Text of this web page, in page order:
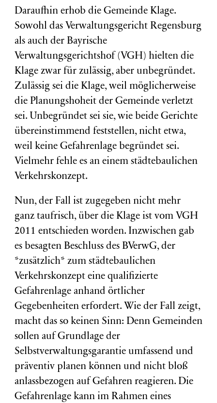
Daraufhin erhob die Gemeinde Klage.
Sowohl das Verwaltungsgericht Regensburg
als auch der Bayrische
Verwaltungsgerichtshof (VGH) hielten die
Klage zwar für zulässig, aber unbegründet.
Zulässig sei die Klage, weil möglicherweise
die Planungshoheit der Gemeinde verletzt
sei. Unbegründet sei sie, wie beide Gerichte
übereinstimmend feststellen, nicht etwa,
weil keine Gefahrenlage begründet sei.
Vielmehr fehle es an einem städtebaulichen
Verkehrskonzept.
Nun, der Fall ist zugegeben nicht mehr
ganz taufrisch, über die Klage ist vom VGH
2011 entschieden worden. Inzwischen gab
es besagten Beschluss des BVerwG, der
*zusätzlich* zum städtebaulichen
Verkehrskonzept eine qualifizierte
Gefahrenlage anhand örtlicher
Gegebenheiten erfordert. Wie der Fall zeigt,
macht das so keinen Sinn: Denn Gemeinden
sollen auf Grundlage der
Selbstverwaltungsgarantie umfassend und
präventiv planen können und nicht bloß
anlassbezogen auf Gefahren reagieren. Die
Gefahrenlage kann im Rahmen eines